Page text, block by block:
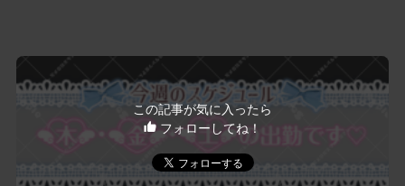
この記事が気に入ったら
フォローしてね！